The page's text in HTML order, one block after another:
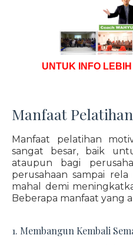
UNTUK INFO
Manfaat
Manfaat pelatihan
sangat besar, baik
ataupun bagi
perusahaan sampai
mahal demi
Beberapa manfaat yang
1. Membangun Kembali